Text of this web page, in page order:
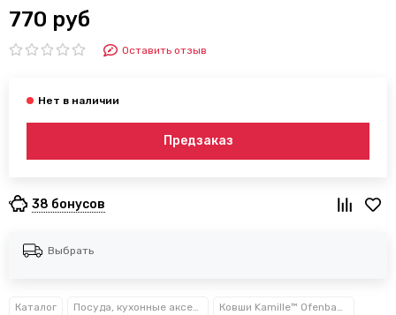
770 руб
Оставить отзыв
Предзаказ
38 бонусов
Выбрать
Каталог Посуда, кухонные аксессуары и принадлежности TM Kamille TM Ofenbach Ковши Kamille™ Ofenbach™